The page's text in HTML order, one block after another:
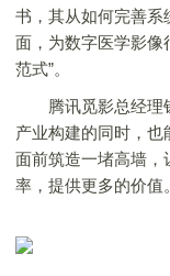
书，其从如何完善系
面，为数字医学影像
范式”。
腾讯觅影总经理钱
产业构建的同时，
面前筑造一堵高墙，
率，提供更多的价值。